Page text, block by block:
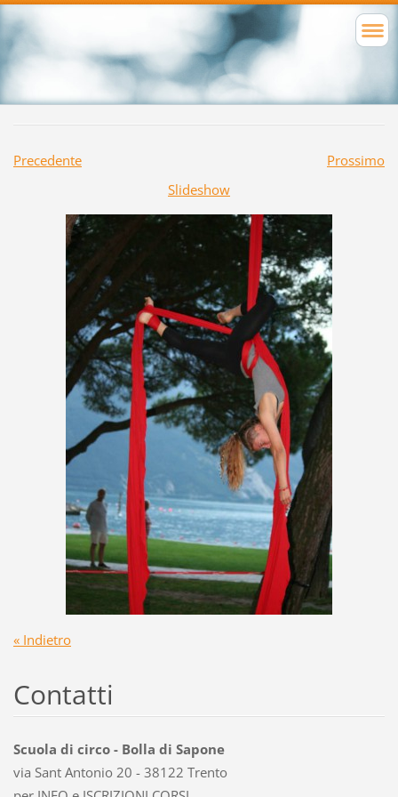
Precedente
Prossimo
Slideshow
« Indietro
Contatti
Scuola di circo - Bolla di Sapone
via Sant Antonio 20 - 38122 Trento